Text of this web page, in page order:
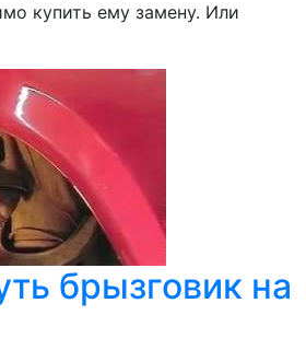
купить ему замену. Или
брызговик на